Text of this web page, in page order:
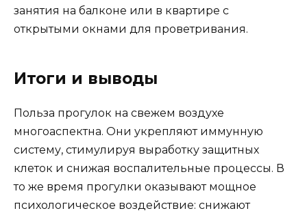
занятия на балконе или в квартире с
открытыми окнами для проветривания.
Итоги и выводы
Польза прогулок на свежем воздухе
многоаспектна. Они укрепляют иммунную
систему, стимулируя выработку защитных
клеток и снижая воспалительные процессы. В
то же время прогулки оказывают мощное
психологическое воздействие: снижают